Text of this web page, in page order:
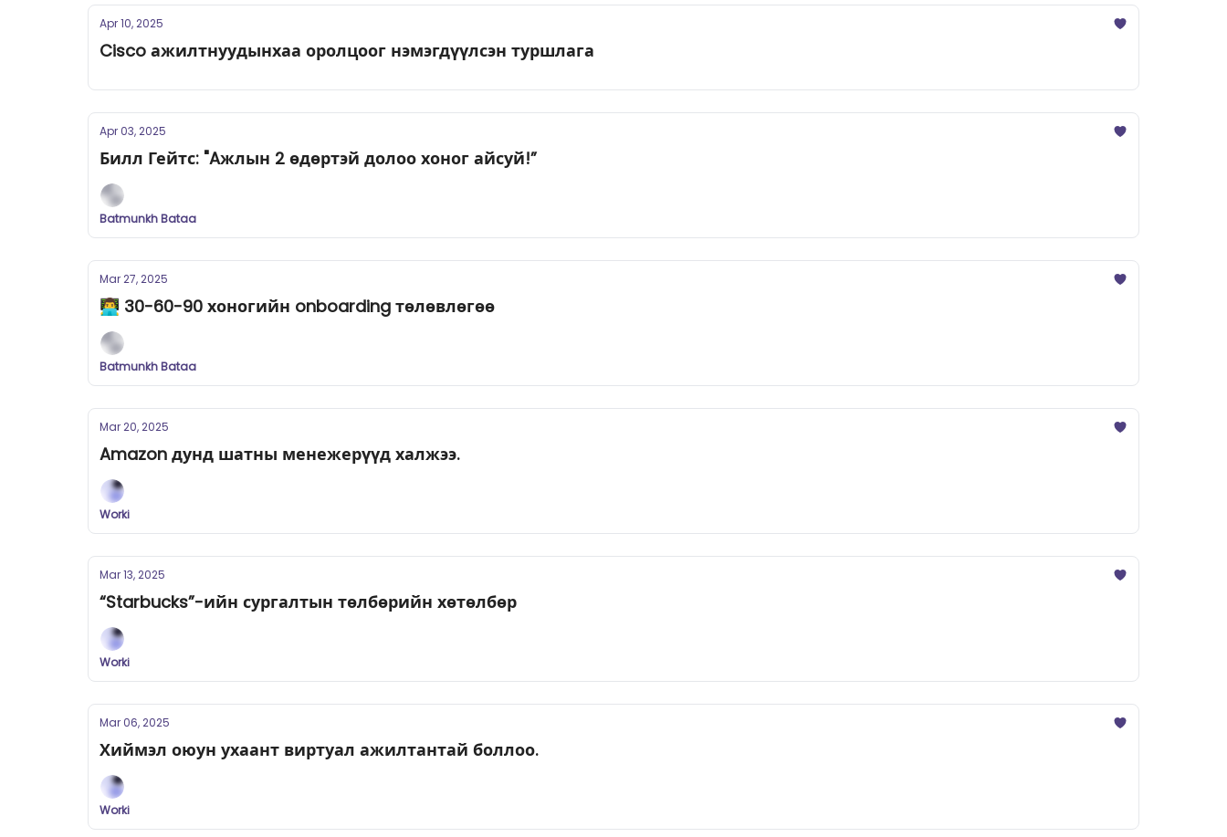
Apr 10, 2025
Cisco ажилтнуудынхаа оролцоог нэмэгдүүлсэн туршлага
Apr 03, 2025
Билл Гейтс: "Aжлын 2 өдөртэй долоо хоног айсуй!”
Batmunkh Bataa
Mar 27, 2025
👨‍💻 30-60-90 хоногийн onboarding төлөвлөгөө
Batmunkh Bataa
Mar 20, 2025
Amazon дунд шатны менежерүүд халжээ.
Worki
Mar 13, 2025
“Starbucks”-ийн сургалтын төлбөрийн хөтөлбөр
Worki
Mar 06, 2025
Хиймэл оюун ухаант виртуал ажилтантай боллоо.
Worki